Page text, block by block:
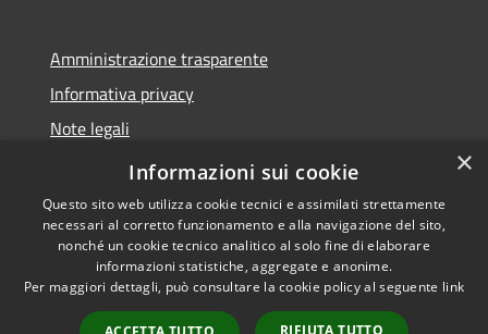
Amministrazione trasparente
Informativa privacy
Note legali
Dichiarazione di accessibilità
Accessibilità
Copyright © 2026 • Comune di
Andora • Powered by
Municipium• Accesso
×
Informazioni sui cookie
Questo sito web utilizza cookie tecnici e assimilati strettamente
necessari al corretto funzionamento e alla navigazione del sito,
nonché un cookie tecnico analitico al solo fine di elaborare
informazioni statistiche, aggregate e anonime.
Per maggiori dettagli, può consultare la cookie policy al seguente link
RIFIUTA TUTTO